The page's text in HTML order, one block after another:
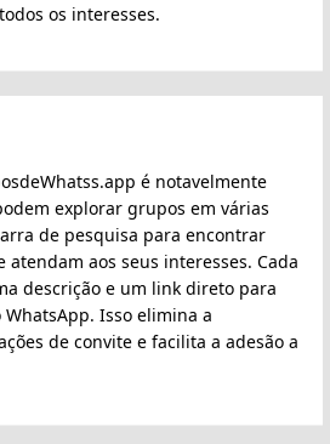
os interesses.
é notavelmente
explorar grupos em várias
de pesquisa para encontrar
atendam aos seus interesses. Cada
descrição e um link direto para
Isso elimina a
de convite e facilita a adesão a